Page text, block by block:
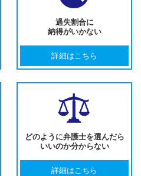
過失割合に
納得がいかない
詳細はこちら
どのように弁護士を選んだら
いいのか分からない
詳細はこちら